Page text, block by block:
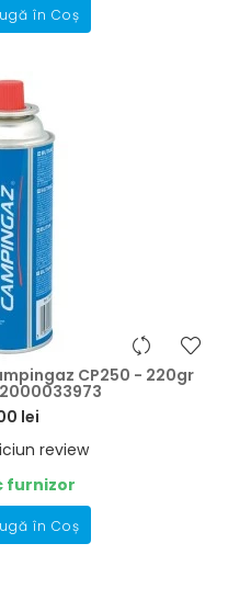
în Coș
CP250 - 220gr
lei
review
furnizor
în Coș